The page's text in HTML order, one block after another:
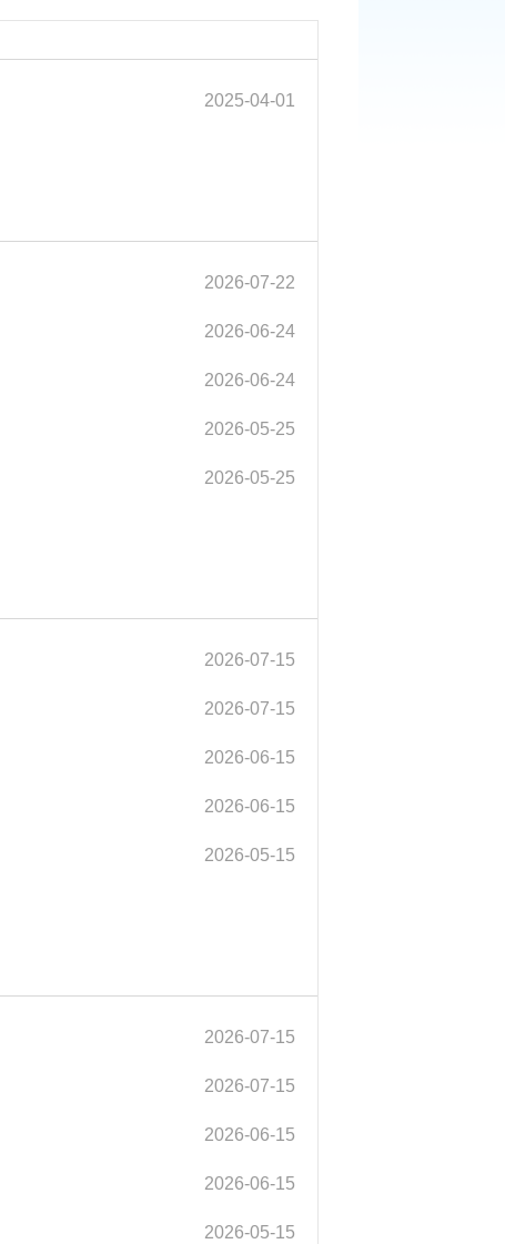
2025-04-01
2026-07-22
2026-06-24
2026-06-24
2026-05-25
2026-05-25
2026-07-15
2026-07-15
2026-06-15
2026-06-15
2026-05-15
2026-07-15
2026-07-15
2026-06-15
2026-06-15
2026-05-15